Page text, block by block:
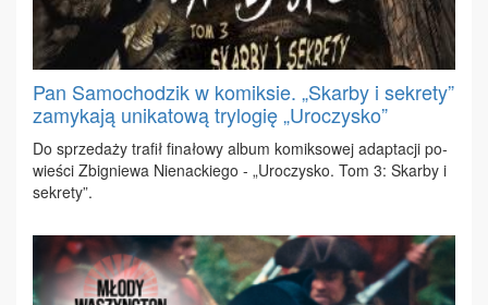
Pan Samochodzik w komiksie. „Skarby i sekrety”
zamykają unikatową trylogię „Uroczysko”
Do sprze­da­ży tra­fił fi­na­ło­wy al­bum ko­mik­so­wej ad­ap­ta­cji po­
wie­ści Zbi­gnie­wa Nie­nac­kie­go - „Uro­czy­sko. Tom 3: Skar­by i
se­kre­ty”.